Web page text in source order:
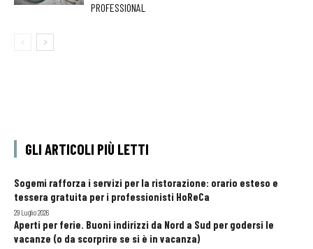
PROFESSIONAL
GLI ARTICOLI PIÙ LETTI
Sogemi rafforza i servizi per la ristorazione: orario esteso e
tessera gratuita per i professionisti HoReCa
29 Luglio 2026
Aperti per ferie. Buoni indirizzi da Nord a Sud per godersi le
vacanze (o da scorprire se si è in vacanza)